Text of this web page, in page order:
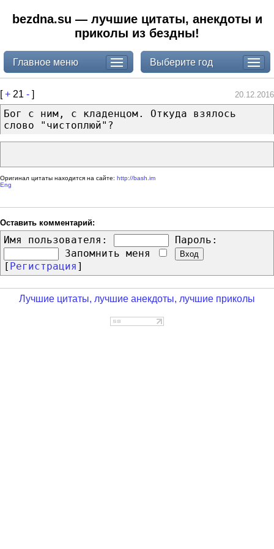
bezdna.su — лучшие цитаты, анекдоты и
приколы из бездны!
Главное меню Выберите год
[+ 21 - ] 20.12.2016
Бог с ним, с кладенцом. Откуда взялось
слово "чистоплюй"?
Оригинал цитаты находится на сайте: http://bash.im
Eng
Оставить комментарий:
Имя пользователя:
Пароль:
Запомнить меня
[ Регистрация ]
Лучшие цитаты, лучшие анекдоты, лучшие приколы